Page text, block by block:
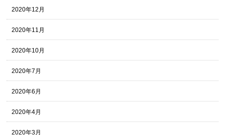
2020年12月
2020年11月
2020年10月
2020年7月
2020年6月
2020年4月
2020年3月